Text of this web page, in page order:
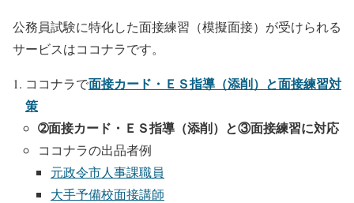
公務員試験に特化した面接練習（模擬面接）が受けられる
サービスはココナラです。
ココナラで面接カード・ＥＳ指導（添削）と面接練習対
策
➁面接カード・ＥＳ指導（添削）と③面接練習に対応
ココナラの出品者例
元政令市人事課職員
大手予備校面接講師